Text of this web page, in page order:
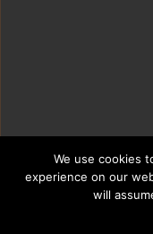
We use cookies
experience on our
will